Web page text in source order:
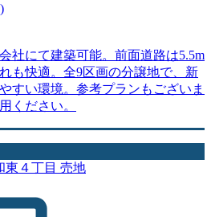
社にて建築可能。前面道路は5.5m
も快適。全9区画の分譲地で、新
すい環境。参考プランもございま
ください。
東４丁目 売地